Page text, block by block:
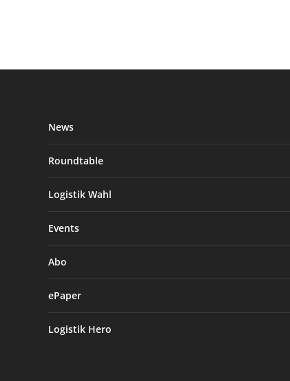
News
Roundtable
Logistik Wahl
Events
Abo
ePaper
Logistik Hero